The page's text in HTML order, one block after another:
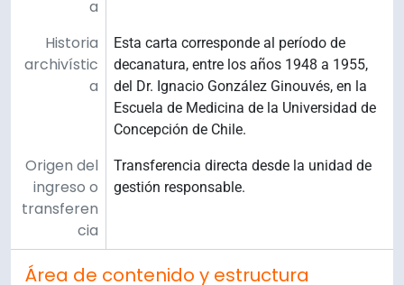
a
Historia
archivístic
a
Esta carta corresponde al período de
decanatura, entre los años 1948 a 1955,
del Dr. Ignacio González Ginouvés, en la
Escuela de Medicina de la Universidad de
Concepción de Chile.
Origen del
ingreso o
transferen
cia
Transferencia directa desde la unidad de
gestión responsable.
Área de contenido y estructura